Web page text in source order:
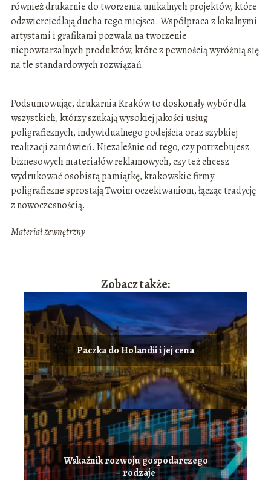
również drukarnie do tworzenia unikalnych projektów, które
odzwierciedlają ducha tego miejsca. Współpraca z lokalnymi
artystami i grafikami pozwala na tworzenie
niepowtarzalnych produktów, które z pewnością wyróżnią się
na tle standardowych rozwiązań.
Podsumowując, drukarnia Kraków to doskonały wybór dla
wszystkich, którzy szukają wysokiej jakości usług
poligraficznych, indywidualnego podejścia oraz szybkiej
realizacji zamówień. Niezależnie od tego, czy potrzebujesz
biznesowych materiałów reklamowych, czy też chcesz
wydrukować osobistą pamiątkę, krakowskie firmy
poligraficzne sprostają Twoim oczekiwaniom, łącząc tradycję
z nowoczesnością.
Materiał zewnętrzny
Zobacz także:
Paczka do Holandii i jej cena
Wskaźnik rozwoju gospodarczego
– rodzaje